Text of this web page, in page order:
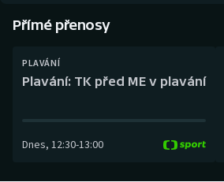
Dostihy
Futsal
Přímé přenosy
PLAVÁNÍ
Plavání: TK před ME v plavání
Dnes, 12:30-13:00